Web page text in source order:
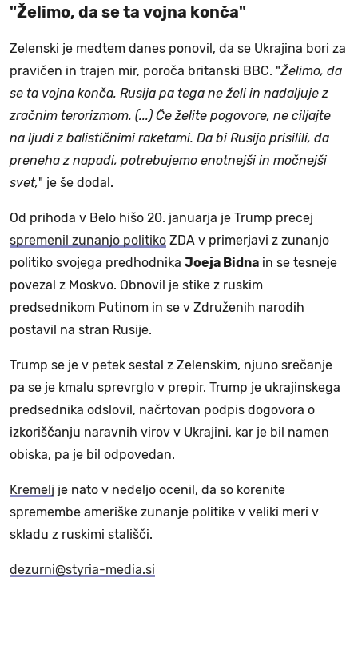
"Želimo, da se ta vojna konča"
Zelenski je medtem danes ponovil, da se Ukrajina bori za
pravičen in trajen mir, poroča britanski BBC. "Želimo, da
se ta vojna konča. Rusija pa tega ne želi in nadaljuje z
zračnim terorizmom. (...) Če želite pogovore, ne ciljajte
na ljudi z balističnimi raketami. Da bi Rusijo prisilili, da
preneha z napadi, potrebujemo enotnejši in močnejši
svet," je še dodal.
Od prihoda v Belo hišo 20. januarja je Trump precej
spremenil zunanjo politiko ZDA v primerjavi z zunanjo
politiko svojega predhodnika Joeja Bidna in se tesneje
povezal z Moskvo. Obnovil je stike z ruskim
predsednikom Putinom in se v Združenih narodih
postavil na stran Rusije.
Trump se je v petek sestal z Zelenskim, njuno srečanje
pa se je kmalu sprevrglo v prepir. Trump je ukrajinskega
predsednika odslovil, načrtovan podpis dogovora o
izkoriščanju naravnih virov v Ukrajini, kar je bil namen
obiska, pa je bil odpovedan.
Kremelj je nato v nedeljo ocenil, da so korenite
spremembe ameriške zunanje politike v veliki meri v
skladu z ruskimi stališči.
dezurni@styria-media.si